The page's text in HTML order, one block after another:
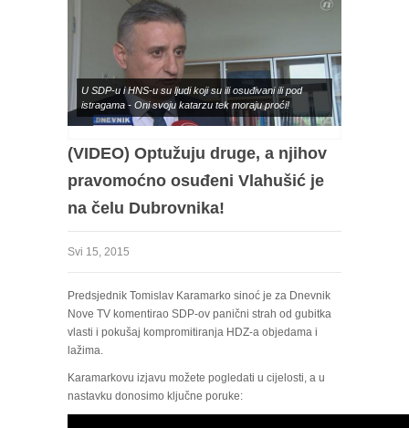
U SDP-u i HNS-u su ljudi koji su ili osuđivani ili pod
istragama - Oni svoju katarzu tek moraju proći!
(VIDEO) Optužuju druge, a njihov
pravomoćno osuđeni Vlahušić je
na čelu Dubrovnika!
Svi 15, 2015
Predsjednik Tomislav Karamarko sinoć je za Dnevnik
Nove TV komentirao SDP-ov panični strah od gubitka
vlasti i pokušaj kompromitiranja HDZ-a objedama i
lažima.
Karamarkovu izjavu možete pogledati u cijelosti, a u
nastavku donosimo ključne poruke: